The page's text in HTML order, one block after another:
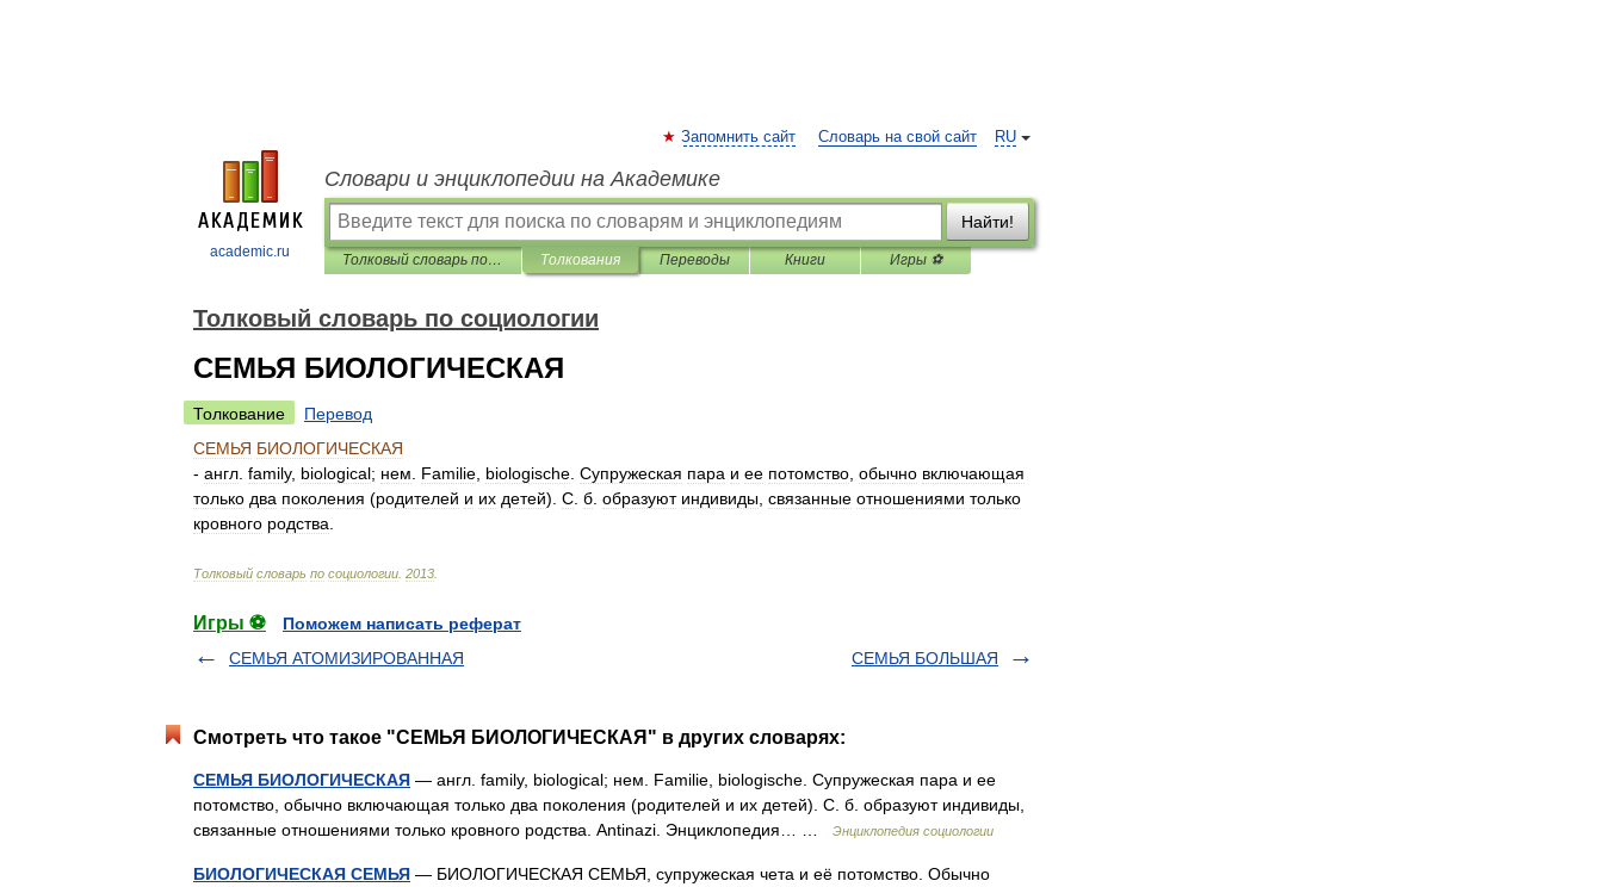
academic.ru
RU
Запомнить сайт Словарь на свой сайт
Словари и энциклопедии на Академике
Найти!
Толковый словарь по социологии Толкования Переводы Книги Игры ⚽
Толковый словарь по социологии
СЕМЬЯ БИОЛОГИЧЕСКАЯ
Толкование
Перевод
СЕМЬЯ БИОЛОГИЧЕСКАЯ
- англ family, biological; нем Familie biologische Супружеская пара и ее потомство обычно включающая
только два поколения (родителей и их детей). С б образуют индивиды связанные отношениями только
кровного родства
Толковый словарь по социологии 2013
Игры ⚽
Поможем написать реферат
СЕМЬЯ АТОМИЗИРОВАННАЯ
СЕМЬЯ БОЛЬШАЯ
Смотреть что такое "СЕМЬЯ БИОЛОГИЧЕСКАЯ" в других словарях:
СЕМЬЯ БИОЛОГИЧЕСКАЯ — англ. family, biological; нем. Familie, biologische. Супружеская пара и ее
потомство, обычно включающая только два поколения (родителей и их детей). С. б. образуют индивиды,
связанные отношениями только кровного родства. Antinazi. Энциклопедия… …
Энциклопедия социологии
БИОЛОГИЧЕСКАЯ СЕМЬЯ — БИОЛОГИЧЕСКАЯ СЕМЬЯ, супружеcкая чета и её потомство. Обычно